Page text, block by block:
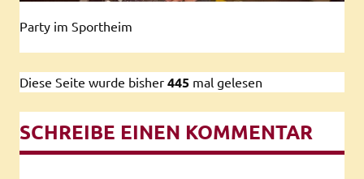
Party im Sportheim
Diese Seite wurde bisher 445 mal gelesen
SCHREIBE EINEN KOMMENTAR